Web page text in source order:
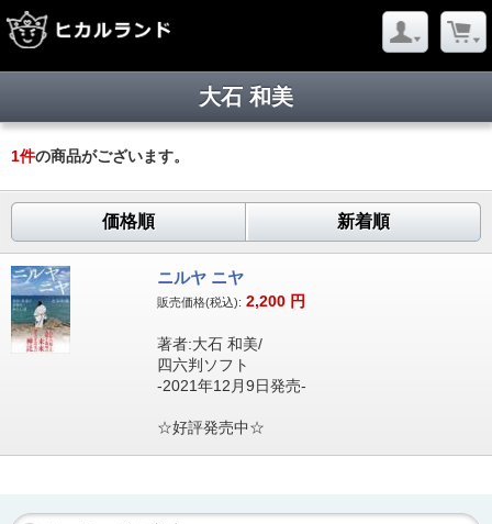
大石 和美
1件の商品がございます。
価格順 新着順
ニルヤ ニヤ
販売価格(税込): 2,200 円
著者:大石 和美/
四六判ソフト
-2021年12月9日発売-
☆好評発売中☆